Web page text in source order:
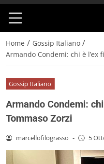
Home / Gossip Italiano /
Armando Condemi: chi è l’ex
Gossip Italiano
Armando Condemi:
Tommaso Zorzi
marcellofilograsso - 5